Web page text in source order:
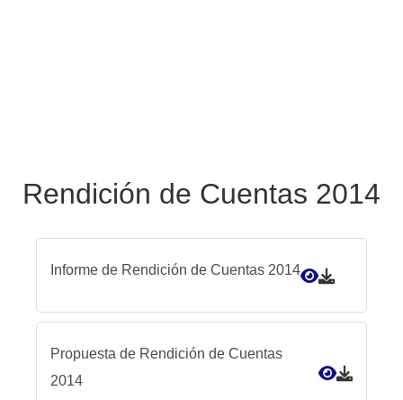
Rendición de Cuentas 2014
Informe de Rendición de Cuentas 2014
Propuesta de Rendición de Cuentas
2014